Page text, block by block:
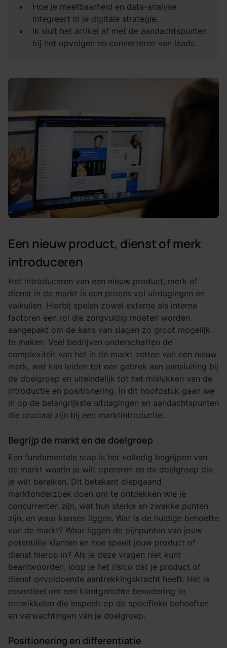
Hoe je meetbaarheid en data-analyse
integreert in je digitale strategie.
Ik sluit het artikel af met de aandachtspunten
bij het opvolgen en converteren van leads.
Een nieuw product, dienst of merk
introduceren
Het introduceren van een nieuw product, merk of
dienst in de markt is een proces vol uitdagingen en
valkuilen. Hierbij spelen zowel externe als interne
factoren een rol die zorgvuldig moeten worden
aangepakt om de kans van slagen zo groot mogelijk
te maken. Veel bedrijven onderschatten de
complexiteit van het in de markt zetten van een nieuw
merk, wat kan leiden tot een gebrek aan aansluiting bij
de doelgroep en uiteindelijk tot het mislukken van de
introductie en positionering. In dit hoofdstuk gaan we
in op de belangrijkste uitdagingen en aandachtspunten
die cruciaal zijn bij een marktintroductie.
Begrijp de markt en de doelgroep
Een fundamentele stap is het volledig begrijpen van
de markt waarin je wilt opereren en de doelgroep die
je wilt bereiken. Dit betekent diepgaand
marktonderzoek doen om te ontdekken wie je
concurrenten zijn, wat hun sterke en zwakke punten
zijn, en waar kansen liggen. Wat is de huidige behoefte
van de markt? Waar liggen de pijnpunten van jouw
potentiële klanten en hoe speelt jouw product of
dienst hierop in? Als je deze vragen niet kunt
beantwoorden, loop je het risico dat je product of
dienst onvoldoende aantrekkingskracht heeft. Het is
essentieel om een klantgerichte benadering te
ontwikkelen die inspeelt op de specifieke behoeften
en verwachtingen van je doelgroep.
Positionering en differentiatie